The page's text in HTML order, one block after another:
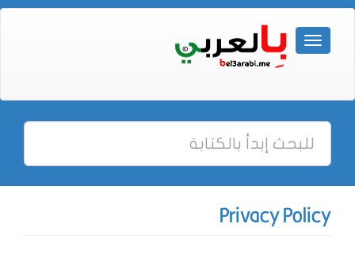
Privacy Policy